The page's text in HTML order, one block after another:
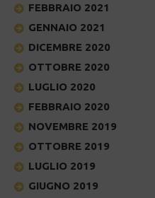
FEBBRAIO 2021
GENNAIO 2021
DICEMBRE 2020
OTTOBRE 2020
LUGLIO 2020
FEBBRAIO 2020
NOVEMBRE 2019
OTTOBRE 2019
LUGLIO 2019
GIUGNO 2019